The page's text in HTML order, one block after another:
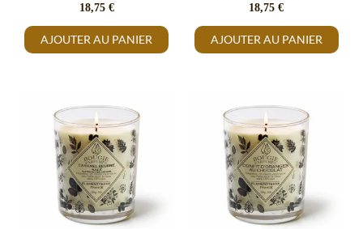
18,75 €
AJOUTER AU PANIER
18,75€
AJOUTER AU PANIER